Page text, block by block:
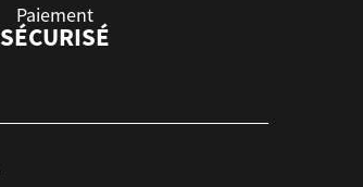
Paiement
SÉCURISÉ